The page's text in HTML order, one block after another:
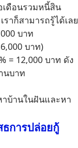
ดือนรวมหนี้สิน
าก็สามารถรู้ได้เลย
บาท
บาท)
= 12,000 บาท ดัง
นบาท
บ้านในฝันและหา
การปล่อยกู้